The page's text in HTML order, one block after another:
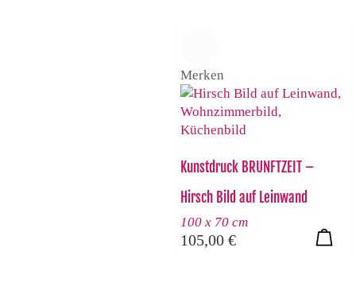
Merken
Kunstdruck BRUNFTZEIT –
Hirsch Bild auf Leinwand
100 x 70 cm
105,00 €